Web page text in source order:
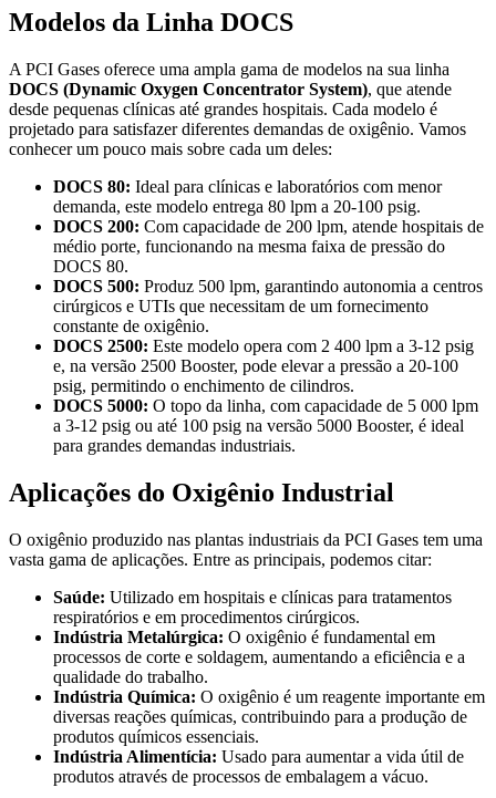
Modelos da Linha DOCS
A PCI Gases oferece uma ampla gama de modelos na sua linha
DOCS (Dynamic Oxygen Concentrator System), que atende
desde pequenas clínicas até grandes hospitais. Cada modelo é
projetado para satisfazer diferentes demandas de oxigênio. Vamos
conhecer um pouco mais sobre cada um deles:
DOCS 80: Ideal para clínicas e laboratórios com menor
demanda, este modelo entrega 80 lpm a 20-100 psig.
DOCS 200: Com capacidade de 200 lpm, atende hospitais de
médio porte, funcionando na mesma faixa de pressão do
DOCS 80.
DOCS 500: Produz 500 lpm, garantindo autonomia a centros
cirúrgicos e UTIs que necessitam de um fornecimento
constante de oxigênio.
DOCS 2500: Este modelo opera com 2 400 lpm a 3-12 psig
e, na versão 2500 Booster, pode elevar a pressão a 20-100
psig, permitindo o enchimento de cilindros.
DOCS 5000: O topo da linha, com capacidade de 5 000 lpm
a 3-12 psig ou até 100 psig na versão 5000 Booster, é ideal
para grandes demandas industriais.
Aplicações do Oxigênio Industrial
O oxigênio produzido nas plantas industriais da PCI Gases tem uma
vasta gama de aplicações. Entre as principais, podemos citar:
Saúde: Utilizado em hospitais e clínicas para tratamentos
respiratórios e em procedimentos cirúrgicos.
Indústria Metalúrgica: O oxigênio é fundamental em
processos de corte e soldagem, aumentando a eficiência e a
qualidade do trabalho.
Indústria Química: O oxigênio é um reagente importante em
diversas reações químicas, contribuindo para a produção de
produtos químicos essenciais.
Indústria Alimentícia: Usado para aumentar a vida útil de
produtos através de processos de embalagem a vácuo.